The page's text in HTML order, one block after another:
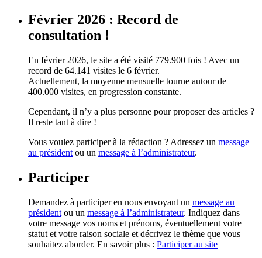
Février 2026 : Record de
consultation !
En février 2026, le site a été visité 779.900 fois ! Avec un
record de 64.141 visites le 6 février.
Actuellement, la moyenne mensuelle tourne autour de
400.000 visites, en progression constante.
Cependant, il n’y a plus personne pour proposer des articles ?
Il reste tant à dire !
Vous voulez participer à la rédaction ? Adressez un message
au président ou un message à l’administrateur.
Participer
Demandez à participer en nous envoyant un message au
président ou un message à l’administrateur. Indiquez dans
votre message vos noms et prénoms, éventuellement votre
statut et votre raison sociale et décrivez le thème que vous
souhaitez aborder. En savoir plus : Participer au site